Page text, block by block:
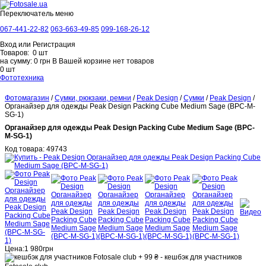
Фотомагазин /Сумки, рюкзаки, ремни / Peak Design /Сумки / Peak Design /
Органайзер для одежды Peak Design Packing Cube Medium Sage (BPC-M-
SG-1)
Органайзер для одежды Peak Design Packing Cube Medium Sage (BPC-
M-SG-1)
Код товара: 49743
Цена:1 980грн
+ 99 ₴ - кешбэк для участников
Переключатель меню
067-441-22-82 063-663-49-85 099-168-26-12
Вход или Регистрация
Товаров: 0 шт
на сумму: 0 грн В Вашей корзине нет товаров
0 шт
Фототехника
Компактные фотокамеры Canon Panasonic Fujifilm Nikon Pentax (Ricoh)
Sony Зеркальные фотокамеры Canon Nikon Пленочные фотокамеры
Фотокамеры моментальной печати
Leica Sofort
Видеотехника
Профессиональное видео
Canon Cine
Видеокамеры
JVC Sony Аксессуары Оборудование для видеосъемки ZACUTO Стедикамы и
плечевые упоры DJIZhiyun-tech
FeiYu Manfrotto Foton Накамерный свет
Logocam Tecpro FilliniМониторы накамерные Lilliput
Фотоаксессуары
Аккумуляторы
Canon Nikon PowerPlant Sony Адаптеры для объективов
Батарейные блоки Canon Fujifilm Panasonic Pentax
Sony Бленды для объективовВнешние видоискатели Микрофоны Canon
Sony Rode Sennheiser Hollyland BOYA Panasonic
Сетевые адаптеры Canon Nikon Panasonic Pentax Sony Olympus
Фотовспышки
Canon Nikon Sony
Pentax
Godox
Фотопринтеры термосублимационные
Расходные материалы
Объективы